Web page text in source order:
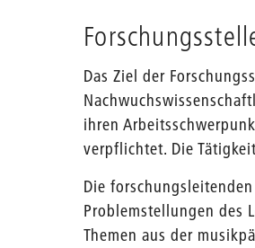
Das Ziel der
ihren
verpflichtet. Die
Die
Problemstellungen des
Themen aus der